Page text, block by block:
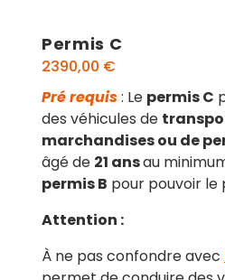
Permis C
2390,00 €
Pré requis: Le permis C
des véhicules de
marchandises ou de
âgé de 21 ansau
permis B pour pouvoir le
Attention :
À ne pas confondre avec